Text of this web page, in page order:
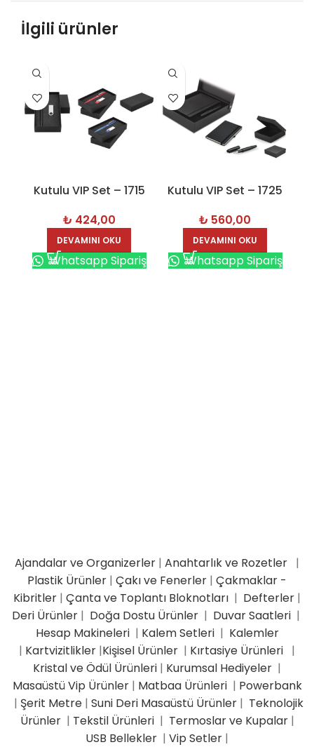
İlgili ürünler
Kutulu VIP Set – 1715
₺ 424,00
DEVAMINI OKU
Whatsapp Sipariş
Kutulu VIP Set – 1725
₺ 560,00
DEVAMINI OKU
Whatsapp Sipariş
Ajandalar ve Organizerler | Anahtarlık ve Rozetler |
Plastik Ürünler | Çakı ve Fenerler | Çakmaklar -
Kibritler | Çanta ve Toplantı Bloknotları | Defterler |
Deri Ürünler| Doğa Dostu Ürünler | Duvar Saatleri |
Hesap Makineleri| Kalem Setleri| Kalemler
| Kartvizitlikler |Kişisel Ürünler | Kırtasiye Ürünleri |
Kristal ve Ödül Ürünleri | Kurumsal Hediyeler |
Masaüstü Vip Ürünler| Matbaa Ürünleri| Powerbank
| Şerit Metre| Suni Deri Masaüstü Ürünler| Teknolojik
Ürünler | Tekstil Ürünleri | Termoslar ve Kupalar|
USB Bellekler | Vip Setler |